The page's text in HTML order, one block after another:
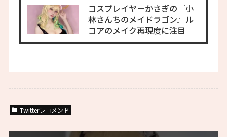
コスプレイヤーかさぎの『小
林さんちのメイドラゴン』ル
コアのメイク再現度に注目
Twitterレコメンド